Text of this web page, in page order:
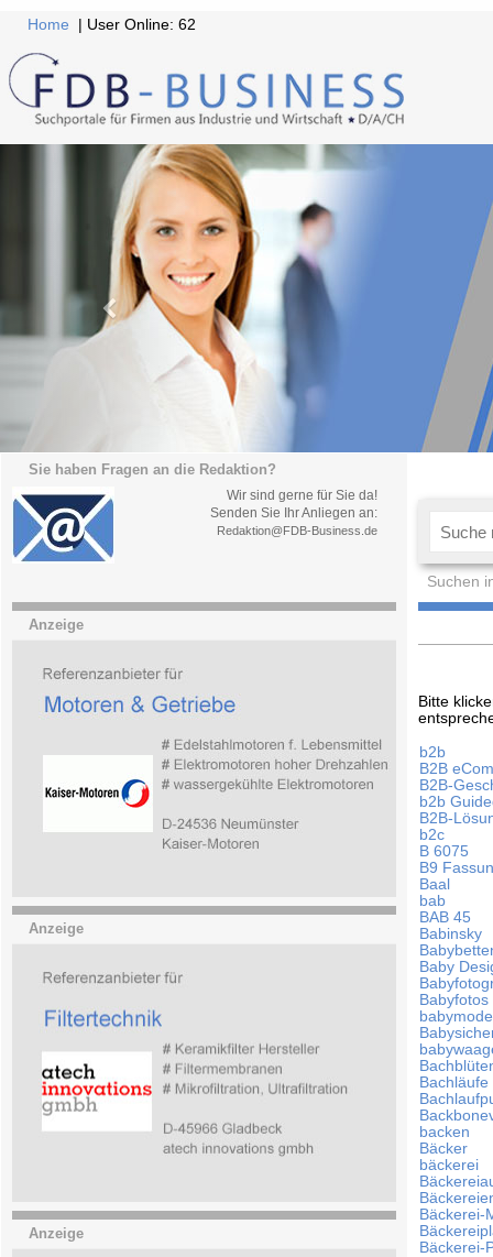
Home | User Online: 62
Sie haben Fragen an die Redaktion?
Wir sind gerne für Sie da!
Senden Sie Ihr Anliegen an:
Redaktion@FDB-Business.de
Suchen
Anzeige
Anzeige
Anzeige
Bitte
b2b
B2B
B2B-
b2b
B2B-
b2c
B 6075
B9
Baal
bab
BAB 45
Babinsky
Baby
Babyfotos
babymode
Bachläufe
backen
Bäcker
bäckerei
Bäckerei-
Bäckerei-